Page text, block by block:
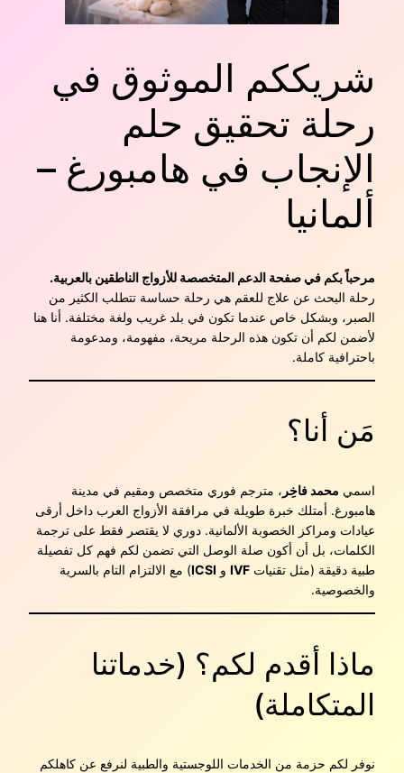
شريككم الموثوق في
رحلة تحقيق حلم
الإنجاب في هامبورغ –
ألمانيا
مرحباً بكم في صفحة الدعم المتخصصة للأزواج الناطقين بالعربية.
رحلة البحث عن علاج للعقم هي رحلة حساسة تتطلب الكثير من
الصبر، وبشكل خاص عندما تكون في بلد غريب ولغة مختلفة. أنا هنا
لأضمن لكم أن تكون هذه الرحلة مريحة، مفهومة، ومدعومة
باحترافية كاملة.
مَن أنا؟
اسمي محمد فاخِر ، مترجم فوري متخصص ومقيم في مدينة
هامبورغ. أمتلك خبرة طويلة في مرافقة الأزواج العرب داخل أرقى
عيادات ومراكز الخصوبة الألمانية. دوري لا يقتصر فقط على ترجمة
الكلمات، بل أن أكون صلة الوصل التي تضمن لكم فهم كل تفصيلة
طبية دقيقة (مثل تقنيات IVF و ICSI) مع الالتزام التام بالسرية
والخصوصية.
ماذا أقدم لكم؟ (خدماتنا
المتكاملة)
نوفر لكم حزمة من الخدمات اللوجستية والطبية لنرفع عن كاهلكم